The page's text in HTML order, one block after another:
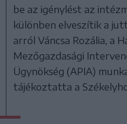
be az igénylést az
különben elveszítik a
arról Váncsa Rozália, a
Mezőgazdasági
Ügynökség (APIA)
tájékoztatta a